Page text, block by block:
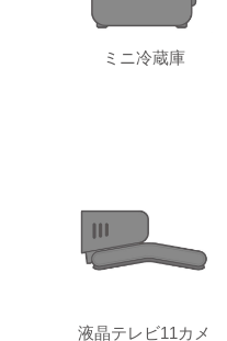
ミニ冷蔵庫
液晶テレビ11カメ